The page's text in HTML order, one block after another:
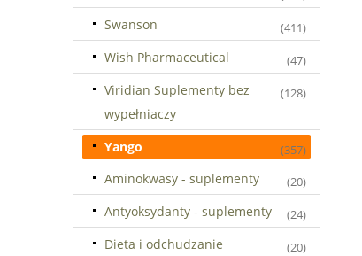
Swanson (411)
Wish Pharmaceutical (47)
Viridian Suplementy bez
wypełniaczy
(128)
Yango (357)
Aminokwasy - suplementy (20)
Antyoksydanty - suplementy (24)
Dieta i odchudzanie (20)